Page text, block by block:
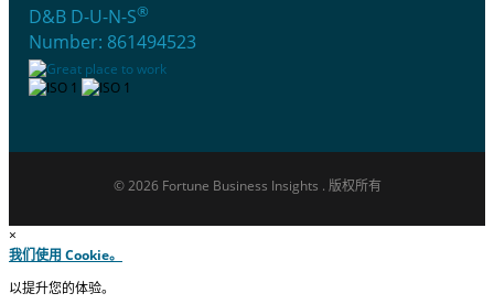
D&B D-U-N-S®
Number: 861494523
© 2026 Fortune Business Insights . 版权所有
×
我们使用 Cookie。
以提升您的体验。